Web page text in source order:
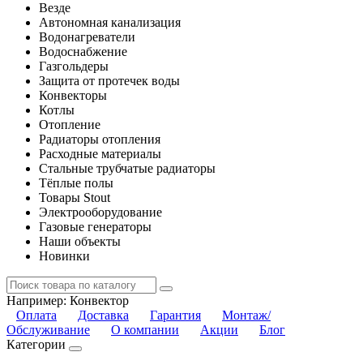
Везде
Автономная канализация
Водонагреватели
Водоснабжение
Газгольдеры
Защита от протечек воды
Конвекторы
Котлы
Отопление
Радиаторы отопления
Расходные материалы
Стальные трубчатые радиаторы
Тёплые полы
Товары Stout
Электрооборудование
Газовые генераторы
Наши объекты
Новинки
Например: Конвектор
Оплата
Доставка Гарантия
Монтаж/
Обслуживание
О компании Акции
Блог
Категории